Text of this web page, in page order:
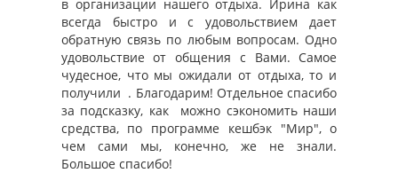
в организации нашего отдыха. Ирина как
всегда быстро и с удовольствием дает
обратную связь по любым вопросам. Одно
удовольствие от общения с Вами. Самое
чудесное, что мы ожидали от отдыха, то и
получили . Благодарим! Отдельное спасибо
за подсказку, как можно сэкономить наши
средства, по программе кешбэк "Мир", о
чем сами мы, конечно, же не знали.
Большое спасибо!